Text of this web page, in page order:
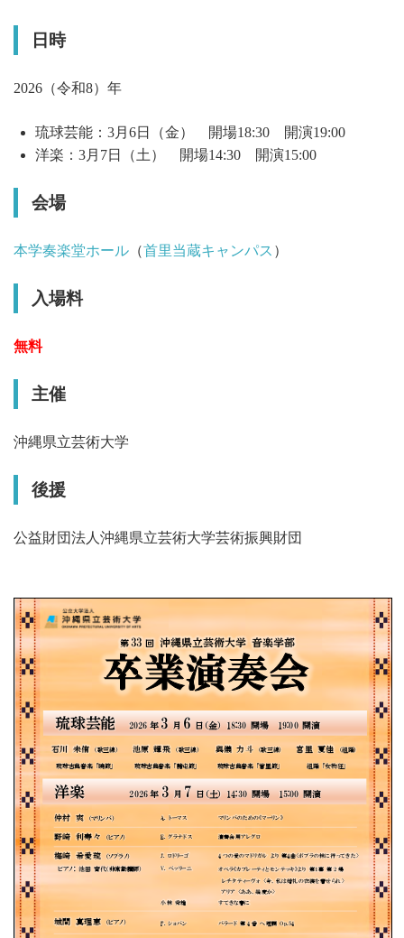
日時
2026（令和8）年
琉球芸能：3月6日（金） 開場18:30 開演19:00
洋楽：3月7日（土） 開場14:30 開演15:00
会場
本学奏楽堂ホール （首里当蔵キャンパス ）
入場料
無料
主催
沖縄県立芸術大学
後援
公益財団法人沖縄県立芸術大学芸術振興財団